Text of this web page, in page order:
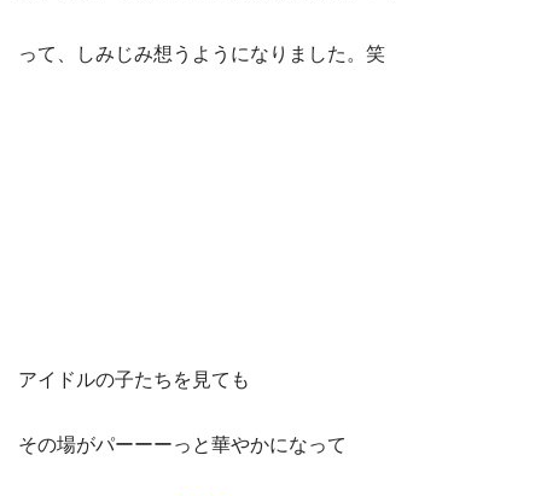
って、しみじみ想うようになりました。笑
アイドルの子たちを見ても
その場がパーーーっと華やかになって